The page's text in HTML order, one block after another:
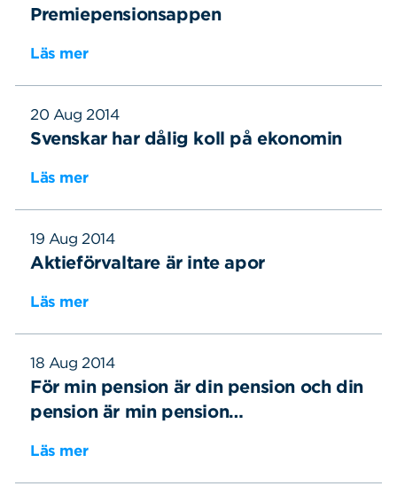
Premiepensionsappen
Läs mer
20 Aug 2014
Svenskar har dålig koll på ekonomin
Läs mer
19 Aug 2014
Aktieförvaltare är inte apor
Läs mer
18 Aug 2014
För min pension är din pension och din
pension är min pension…
Läs mer